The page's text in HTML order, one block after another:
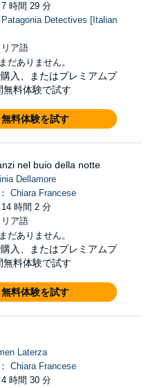
時間 29 分
Patagonia Detectives [Italian
ア語
だありません。
入、またはプレミアムプ
無料体験で試す
無料体験を試す
nel buio della notte
Dellamore
Chiara Francese
時間 2 分
ア語
だありません。
入、またはプレミアムプ
無料体験で試す
無料体験を試す
Laterza
Chiara Francese
時間 30 分